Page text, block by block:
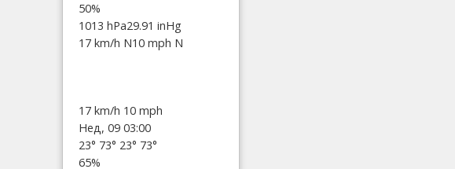
50%
1013 hPa29.91 inHg
17 km/h N10 mph N
17 km/h 10 mph
Нед, 09 03:00
23° 73° 23° 73°
65%